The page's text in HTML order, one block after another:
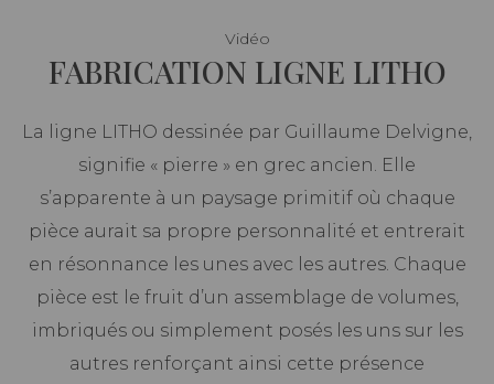
Vidéo
FABRICATION LIGNE LITHO
La ligne LITHO dessinée par Guillaume Delvigne,
signifie « pierre » en grec ancien. Elle
s’apparente à un paysage primitif où chaque
pièce aurait sa propre personnalité et entrerait
en résonnance les unes avec les autres. Chaque
pièce est le fruit d’un assemblage de volumes,
imbriqués ou simplement posés les uns sur les
autres renforçant ainsi cette présence